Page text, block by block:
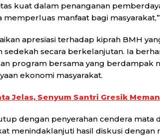
kuat dalam penanganan
memperluas manfaat bagi
apresiasi terhadap kiprah BMH
sedekah secara berkelanjutan. Ia
program bersama yang berdampak
ekonomi masyarakat.
Jelas, Senyum Santri Gresik
dengan penyerahan cendera mata
menindaklanjuti hasil diskusi dengan